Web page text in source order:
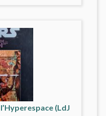
(LdJ